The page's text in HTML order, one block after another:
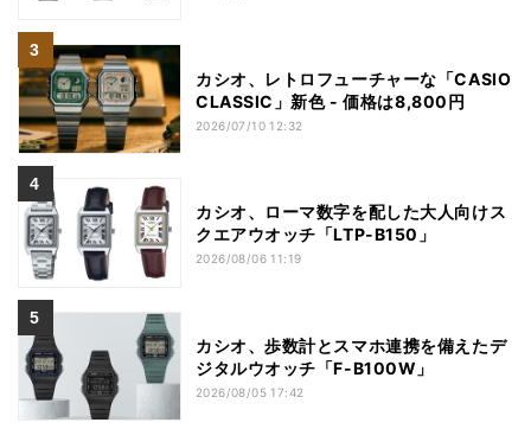
カシオ、レトロフューチャーな「CASIO
CLASSIC」新色 - 価格は8,800円
2026/07/10 12:32
カシオ、ローマ数字を配した大人向けス
クエアウオッチ「LTP-B150」
2026/08/06 11:19
カシオ、歩数計とスマホ連携を備えたデ
ジタルウオッチ「F-B100W」
2026/08/05 17:42